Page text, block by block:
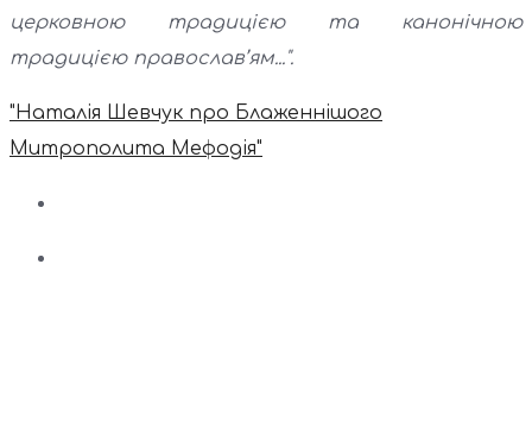
церковною традицією та канонічною
традицією православ’ям...".
"Наталія Шевчук про Блаженнішого
Митрополита Мефодія"